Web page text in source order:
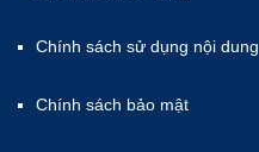
Chính sách sử dụng nội dung
Chính sách bảo mật